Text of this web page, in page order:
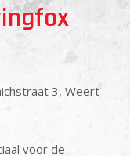
3, Weert
voor de